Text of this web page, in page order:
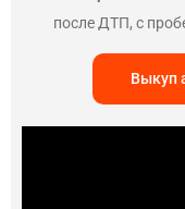
после ДТП, с
Выкуп